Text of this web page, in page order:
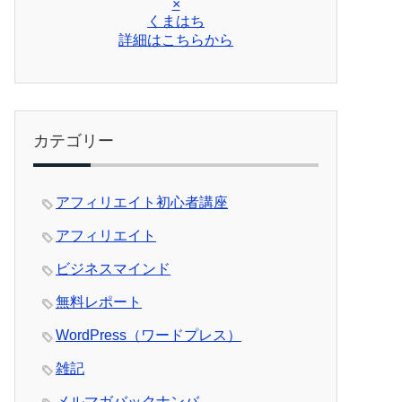
×
くまはち
詳細はこちらから
カテゴリー
アフィリエイト初心者講座
アフィリエイト
ビジネスマインド
無料レポート
WordPress（ワードプレス）
雑記